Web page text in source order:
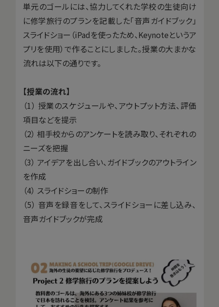
単元のゴールには、協力してくれた学校の生徒向け
に修学旅行のプランを記載した「音声ガイドブック」
スライドショー（iPadを使ったため、Keynoteというア
プリを使用）で作ることにしました。授業の大まかな
流れは以下の通りです。
【授業の流れ】
（1） 授業のスケジュールや、アウトプット方法、評価
項目などを提示
（2） 相手校からのアンケートを読み取り、それぞれの
ニーズを把握
（3） アイデアを出し合い、ガイドブックのアウトライン
を作成
（4） スライドショーの制作
（5） 音声を録音をして、スライドショーに差し込み、
音声ガイドブックが完成